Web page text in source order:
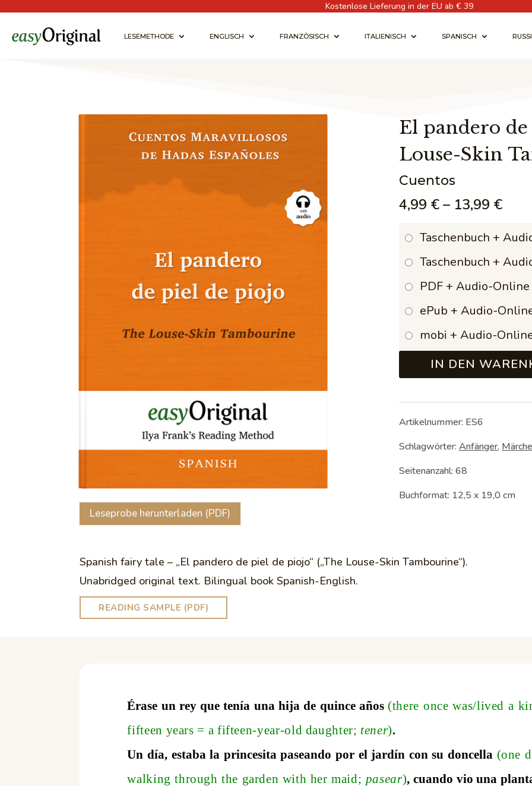
Kostenlose Lieferung in der EU ab € 39
LESEMETHODE ENGLISCH FRANZÖSISCH ITALIENISCH SPANISCH
Leseprobe herunterladen (PDF)
El pandero
Louse-Skin
Cuentos
4,99 €– 13,99 €
4,99 €
bis
Taschenbuch +
Taschenbuch +
PDF + Audio-Online
ePub + Audio-
mobi + Audio-
IN DEN
Artikelnummer: ES6
Schlagwörter: Anfänger,
Seitenanzahl: 68
Buchformat: 12,5 x 19,0 cm
Spanish fairy tale – „El pandero de piel de piojo“ („The Louse-Skin Tambourine“).
Unabridged original text. Bilingual book Spanish-English.
READING SAMPLE (PDF)
Érase un rey que tenía una hija de quince años (there once was/lived a
fifteen years = a fifteen-year-old daughter; tener).
Un día, estaba la princesita paseando por el jardín con su doncella (one
walking through the garden with her maid; pasear), cuando vio una